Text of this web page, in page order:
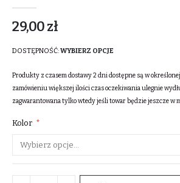
29,00 zł
DOSTĘPNOŚĆ:WYBIERZ OPCJE
Produkty z czasem dostawy 2 dni dostępne są w
zamówieniu większej ilości czas oczekiwania ulegnie
zagwarantowana tylko wtedy jeśli towar będzie jeszcze w
Kolor